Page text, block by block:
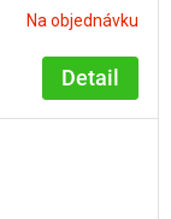
Na objednávku
Detail